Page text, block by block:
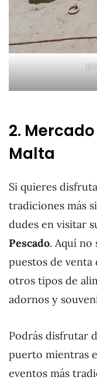
El
2.
Malta
Si quieres
tradiciones más
dudes en visitar
Pescado. Aquí no
puestos de venta
otros tipos de
adornos y
Podrás disfrutar
puerto mientras
eventos más